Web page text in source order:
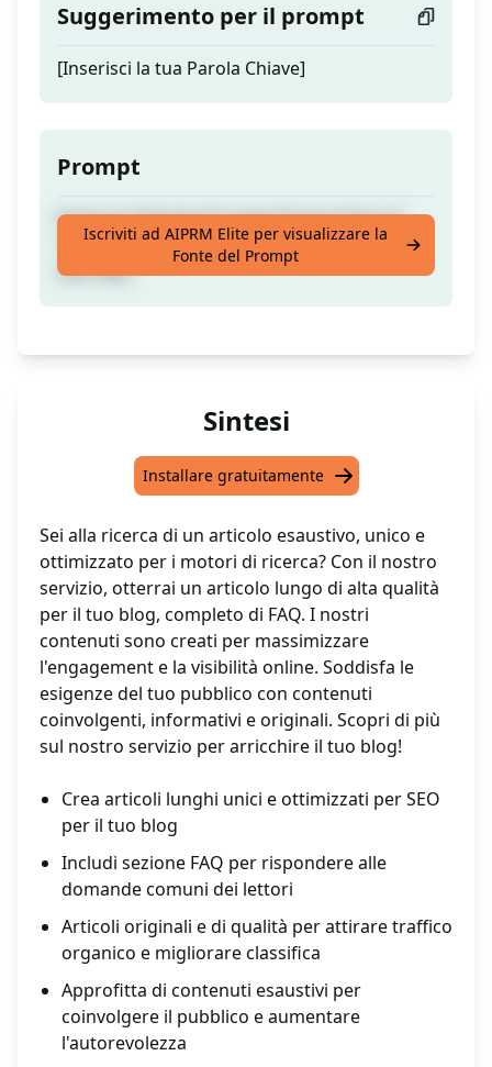
Suggerimento per il prompt
[Inserisci la tua Parola Chiave]
Prompt
Scrivi un Articolo di Lunga Forma Unico al
100% Ottimizzato per SEO per il Tuo Blog.
Con FAQ.
Iscriviti ad AIPRM Elite per visualizzare la
Fonte del Prompt
Sintesi
Installare gratuitamente
Sei alla ricerca di un articolo esaustivo, unico e
ottimizzato per i motori di ricerca? Con il nostro
servizio, otterrai un articolo lungo di alta qualità
per il tuo blog, completo di FAQ. I nostri
contenuti sono creati per massimizzare
l'engagement e la visibilità online. Soddisfa le
esigenze del tuo pubblico con contenuti
coinvolgenti, informativi e originali. Scopri di più
sul nostro servizio per arricchire il tuo blog!
Crea articoli lunghi unici e ottimizzati per SEO
per il tuo blog
Includi sezione FAQ per rispondere alle
domande comuni dei lettori
Articoli originali e di qualità per attirare traffico
organico e migliorare classifica
Approfitta di contenuti esaustivi per
coinvolgere il pubblico e aumentare
l'autorevolezza